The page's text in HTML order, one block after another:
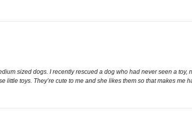
sized dogs. I recently rescued a dog who had never seen a
little toys. They’re cute to me and she likes them so that makes me